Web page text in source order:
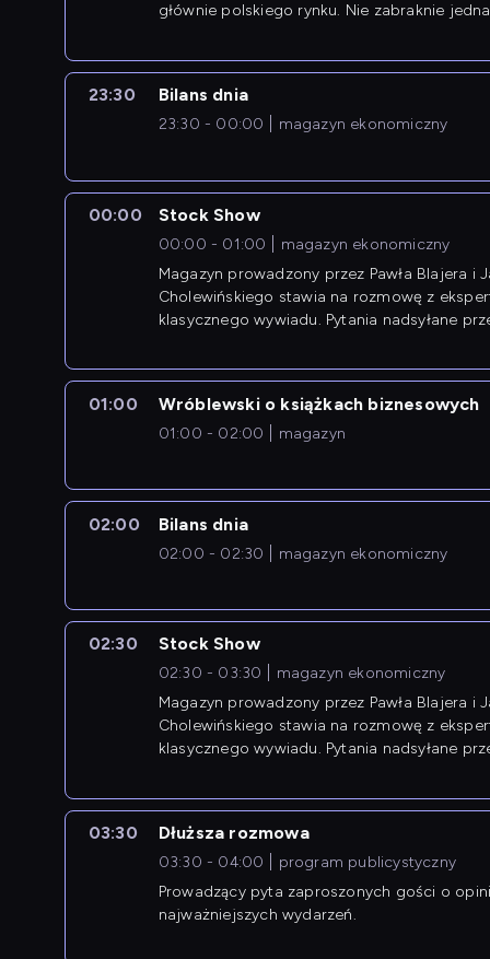
głównie polskiego rynku. Nie zabraknie
23:30 Bilans dnia
23:30 - 00:00 magazyn ekonomiczny
00:00 Stock Show
00:00 - 01:00
magazyn ekonomiczny
Magazyn prowadzony przez Pawła Blajera i
Cholewińskiego stawia na rozmowę z
klasycznego wywiadu. Pytania nadsyłane
01:00 Wróblewski o książkach biznesowych
01:00 - 02:00 magazyn
02:00 Bilans dnia
02:00 - 02:30 magazyn ekonomiczny
02:30 Stock Show
02:30 - 03:30
magazyn ekonomiczny
Magazyn prowadzony przez Pawła Blajera i
Cholewińskiego stawia na rozmowę z
klasycznego wywiadu. Pytania nadsyłane
03:30 Dłuższa rozmowa
03:30 - 04:00
program publicystyczny
Prowadzący pyta zaproszonych gości o
najważniejszych wydarzeń.